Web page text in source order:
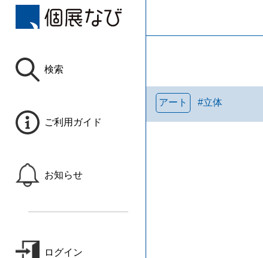
検索
ご利用ガイド
お知らせ
ログイン
アート #立体